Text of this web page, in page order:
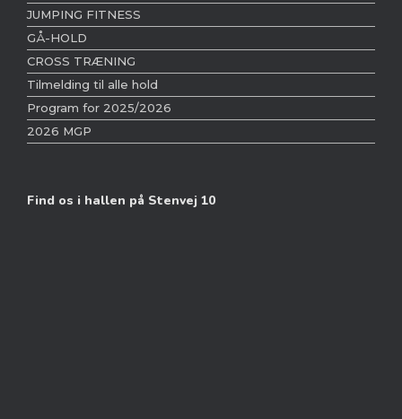
JUMPING FITNESS
GÅ-HOLD
CROSS TRÆNING
Tilmelding til alle hold
Program for 2025/2026
2026 MGP
Find os i hallen på Stenvej 10